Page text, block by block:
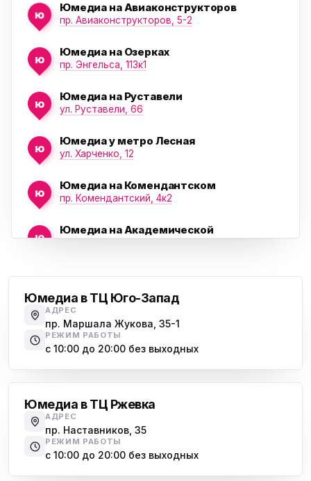
ю
Юмедиа на Авиаконструкторов
пр. Авиаконструкторов, 5-2
ю
Юмедиа на Озерках
пр. Энгельса, 113к1
ю
Юмедиа на Руставели
ул. Руставели, 66
ю
Юмедиа у метро Лесная
ул. Харченко, 12
ю
Юмедиа на Комендантском
пр. Комендантский, 4к2
ю
Юмедиа на Академической
Юмедиа на Наставников
пр. Наставников 35
ю
Юмедиа в ТК Юго-Запад
пр. Маршала Жукова, 35-1
Юмедиа на Космонавтов
Юмедиа в ТЦ Юго-Запад
АДРЕС
пр. Маршала Жукова, 35-1
РЕЖИМ РАБОТЫ
с 10:00 до 20:00 без выходных
Юмедиа в ТЦ Ржевка
АДРЕС
пр. Наставников, 35
РЕЖИМ РАБОТЫ
с 10:00 до 20:00 без выходных